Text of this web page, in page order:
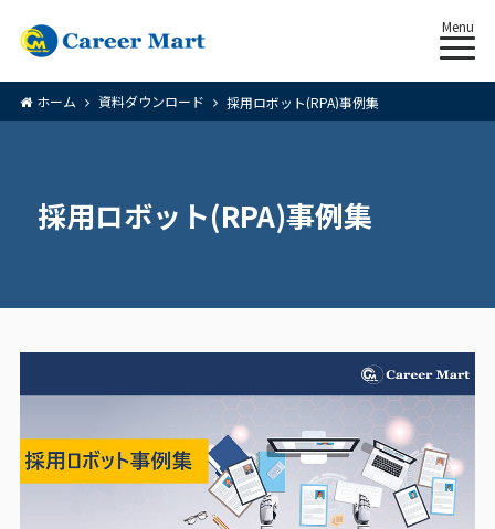
Menu
ホーム 資料ダウンロード 採用ロボット(RPA)事例集
採用ロボット(RPA)事例集